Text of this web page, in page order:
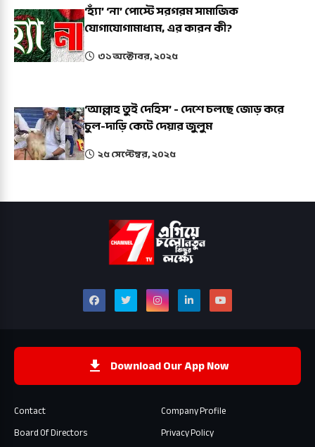
‘হ্যাঁ’ ‘না’ পোস্টে সরগরম সামাজিক
যোগাযোগামাধ্যম, এর কারন কী?
৩১ অক্টোবর, ২০২৫
‘আল্লাহ তুই দেহিস’ - দেশে চলছে জোড় করে
চুল-দাড়ি কেটে দেয়ার জুলুম
২৫ সেপ্টেম্বর, ২০২৫
Download Our App Now
Contact
Company Profile
Board Of Directors
Privacy Policy